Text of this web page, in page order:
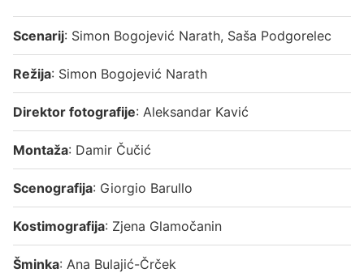
Scenarij: Simon Bogojević Narath, Saša Podgorelec
Režija: Simon Bogojević Narath
Direktor fotografije: Aleksandar Kavić
Montaža: Damir Čučić
Scenografija: Giorgio Barullo
Kostimografija: Zjena Glamočanin
Šminka: Ana Bulajić-Črček